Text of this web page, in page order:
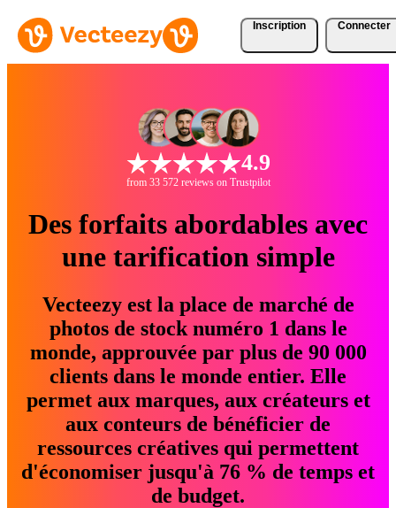
Inscription Connecter
4.9
from 33 572 reviews on Trustpilot
Des forfaits abordables avec
une tarification simple
Vecteezy est la place de marché de
photos de stock numéro 1 dans le
monde, approuvée par plus de 90 000
clients dans le monde entier. Elle
permet aux marques, aux créateurs et
aux conteurs de bénéficier de
ressources créatives qui permettent
d'économiser jusqu'à 76 % de temps et
de budget.